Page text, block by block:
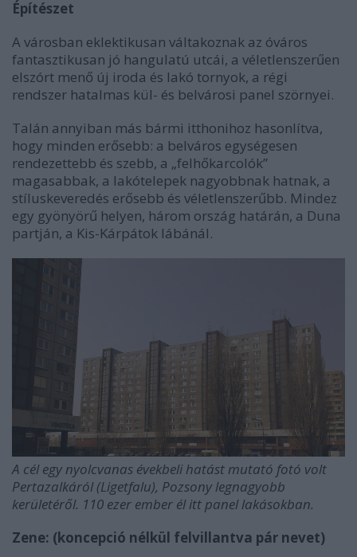
Építészet
A városban eklektikusan váltakoznak az óváros
fantasztikusan jó hangulatú utcái, a véletlenszerűen
elszórt menő új iroda és lakó tornyok, a régi
rendszer hatalmas kül- és belvárosi panel szörnyei.
Talán annyiban más bármi itthonihoz hasonlítva,
hogy minden erősebb: a belváros egységesen
rendezettebb és szebb, a „felhőkarcolók”
magasabbak, a lakótelepek nagyobbnak hatnak, a
stíluskeveredés erősebb és véletlenszerűbb. Mindez
egy gyönyörű helyen, három ország határán, a Duna
partján, a Kis-Kárpátok lábánál.
A cél egy nyolcvanas évekbeli hatást mutató fotó volt
Pertazalkáról (Ligetfalu), Pozsony legnagyobb
kerületéről. 110 ezer ember él itt panel lakásokban.
Zene: (koncepció nélkül felvillantva pár nevet)